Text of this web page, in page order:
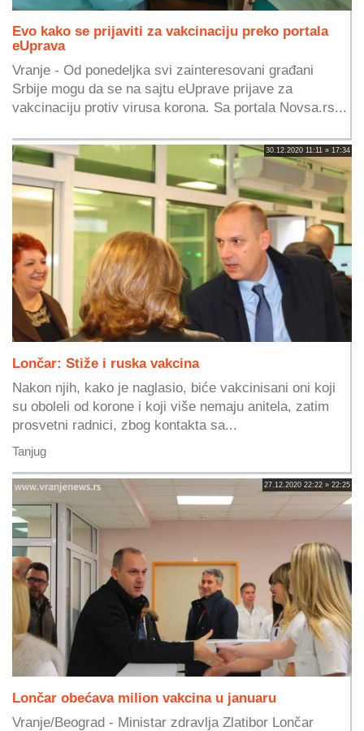
Evo kako se prijaviti za vakcinaciju preko portala
eUprava
Vranje - Od ponedeljka svi zainteresovani građani
Srbije mogu da se na sajtu eUprave prijave za
vakcinaciju protiv virusa korona. Sa portala Novsa.rs...
30.12.2020 11:11 » 17:34
Lončar: Stiže i ruska vakcina
Nakon njih, kako je naglasio, biće vakcinisani oni koji
su oboleli od korone i koji više nemaju anitela, zatim
prosvetni radnici, zbog kontakta sa...
Tanjug
27.12.2020 22:22 » 22:25
Lončar obećava milion vakcina u januaru
Vranje/Beograd - Ministar zdravlja Zlatibor Lončar